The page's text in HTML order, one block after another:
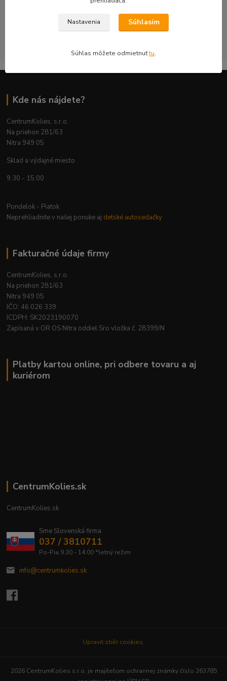
CentrumKolies s.r.o. je majiteľom ochrannej známky číslo
Kde nás nájdete?
CentrumKolies, s.r.o.
Na priehon 281/63
Nitra 949 05
Sklad a výdajné miesto
9.30 - 15.00
Pondelok - Piatok
Neprehliadnite v našej ponuke aj detské autosedačky
Fakturačné údaje firmy
CentrumKolies, s.r.o.
Na priehon 281/63
Nitra 949 05
IČO: 46 026 339
ICDPH: SK2023190070
Zapísaná v OR OS Nitra oddiel Sro vložka č. 28399/N
Platby kartou online, pri odbere tovaru a aj
kuriérom
CentrumKolies.sk
CentrumKolies.sk
Sme Slovenská firma
037 / 3810711
Po-Pia 9.30 - 14.00 *letný režim
info@centrumkolies.sk
Upravit sběr cookies.
2026 CentrumKolies s.r.o. je majiteľom ochrannej známky číslo 263785
Nastavenia Súhlasím
Súhlas môžete odmietnuťtu.